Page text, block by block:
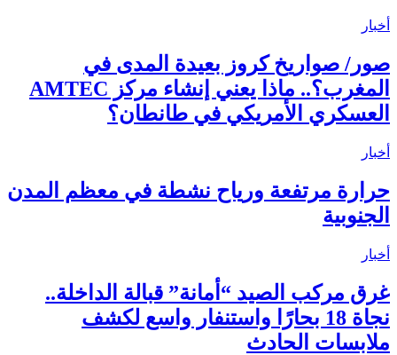
أخبار
صور/ صواريخ كروز بعيدة المدى في
المغرب؟.. ماذا يعني إنشاء مركز AMTEC
العسكري الأمريكي في طانطان؟
أخبار
حرارة مرتفعة ورياح نشطة في معظم المدن
الجنوبية
أخبار
غرق مركب الصيد “أمانة” قبالة الداخلة..
نجاة 18 بحارًا واستنفار واسع لكشف
ملابسات الحادث